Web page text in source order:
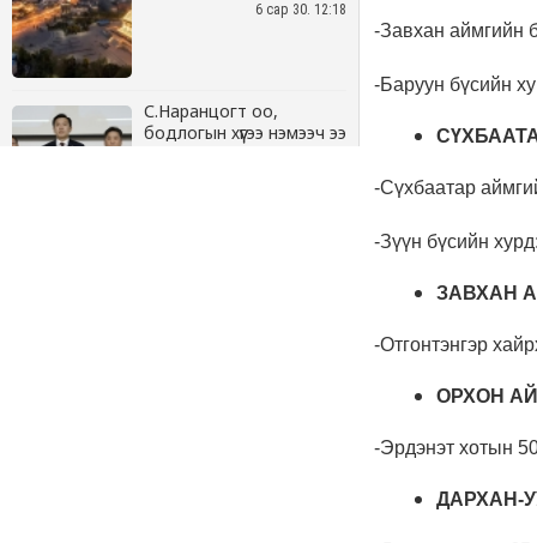
6 сар 30. 12:18
С.Наранцогт оо,
бодлогын хүүгээ нэмээч ээ